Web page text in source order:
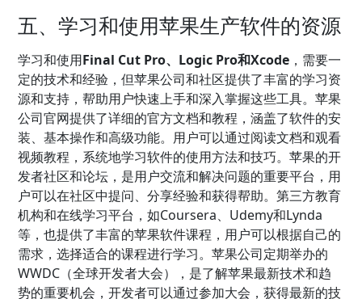
五、学习和使用苹果生产软件的资源
学习和使用Final Cut Pro、Logic Pro和Xcode ，需要一
定的技术和经验，但苹果公司和社区提供了丰富的学习资
源和支持，帮助用户快速上手和深入掌握这些工具。苹果
公司官网提供了详细的官方文档和教程，涵盖了软件的安
装、基本操作和高级功能。用户可以通过阅读文档和观看
视频教程，系统地学习软件的使用方法和技巧。苹果的开
发者社区和论坛，是用户交流和解决问题的重要平台，用
户可以在社区中提问、分享经验和获得帮助。第三方教育
机构和在线学习平台，如Coursera、Udemy和Lynda
等，也提供了丰富的苹果软件课程，用户可以根据自己的
需求，选择适合的课程进行学习。苹果公司定期举办的
WWDC（全球开发者大会），是了解苹果最新技术和趋
势的重要机会，开发者可以通过参加大会，获得最新的技